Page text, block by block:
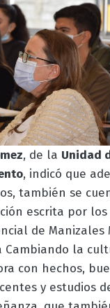
, de la Unidad
, indicó que
también se
escrita por los
de Manizales
Cambiando la
con hechos,
y estudios